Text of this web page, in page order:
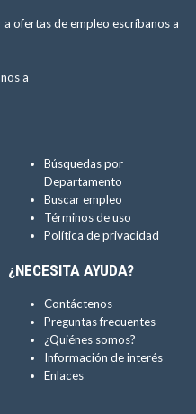
ofertas de empleo escríbanos a
a
Búsquedas por
Departamento
Buscar empleo
Términos de uso
Política de privacidad
¿NECESITA AYUDA?
Contáctenos
Preguntas frecuentes
¿Quiénes somos?
Información de interés
Enlaces